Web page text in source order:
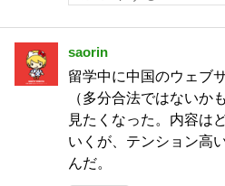
saorin
留学中に中国のウェブ
（多分合法ではないか
見たくなった。内容は
いくが、テンション高
んだ。